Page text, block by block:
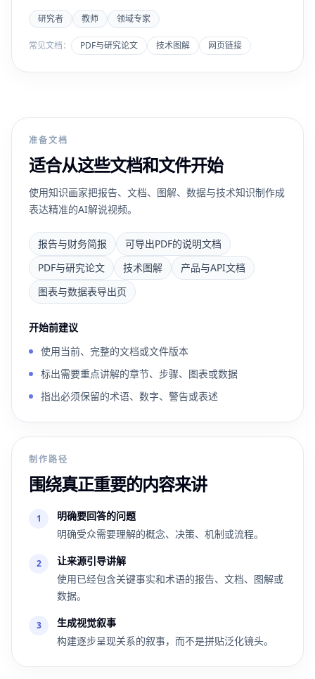
研究者 教师 领域专家
常见文档： PDF与研究论文 技术图解 网页链接
准备文档
适合从这些文档和文件开始
使用知识画家把报告、文档、图解、数据与技术知识制作成
表达精准的AI解说视频。
报告与财务简报
可导出PDF的说明文档
PDF与研究论文
技术图解
产品与API文档
图表与数据表导出页
开始前建议
使用当前、完整的文档或文件版本
标出需要重点讲解的章节、步骤、图表或数据
指出必须保留的术语、数字、警告或表述
制作路径
围绕真正重要的内容来讲
1
明确要回答的问题
明确受众需要理解的概念、决策、机制或流程。
2
让来源引导讲解
使用已经包含关键事实和术语的报告、文档、图解或
数据。
3
生成视觉叙事
构建逐步呈现关系的叙事，而不是拼贴泛化镜头。